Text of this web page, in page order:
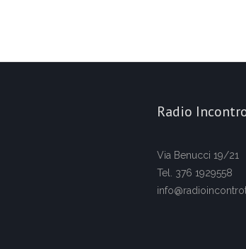
Radio
Via Benucci 19/21
Tel. 376 1929558